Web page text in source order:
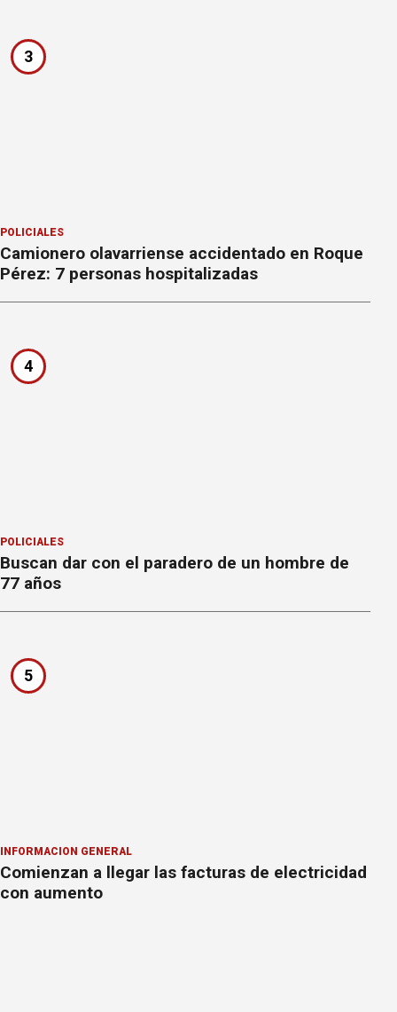
3
POLICIALES
Camionero olavarriense accidentado en Roque
Pérez: 7 personas hospitalizadas
4
POLICIALES
Buscan dar con el paradero de un hombre de
77 años
5
INFORMACION GENERAL
Comienzan a llegar las facturas de electricidad
con aumento